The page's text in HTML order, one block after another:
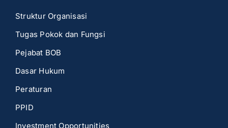
Struktur Organisasi
Tugas Pokok dan Fungsi
Pejabat BOB
Dasar Hukum
Peraturan
PPID
Investment Opportunities